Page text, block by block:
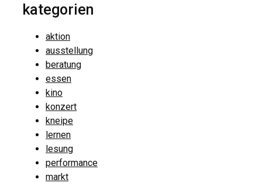
kategorien
aktion
ausstellung
beratung
essen
kino
konzert
kneipe
lernen
lesung
performance
markt